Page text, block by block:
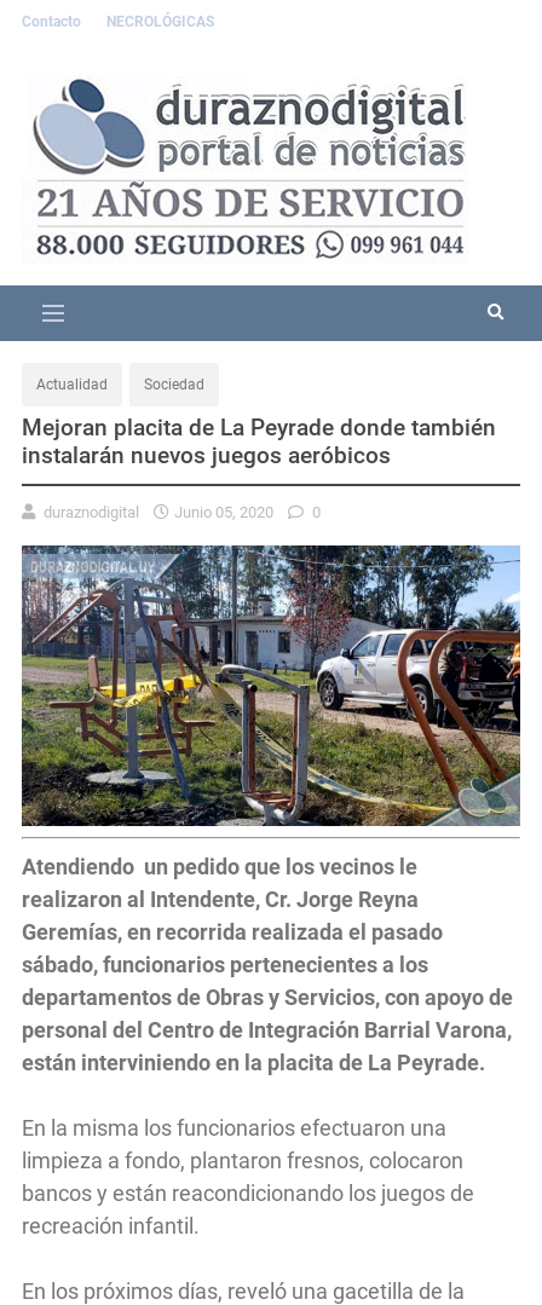
Contacto NECROLÓGICAS
Actualidad Sociedad
Mejoran placita de La Peyrade donde también
instalarán nuevos juegos aeróbicos
duraznodigital Junio 05, 2020 0
Atendiendo un pedido que los vecinos le
realizaron al Intendente, Cr. Jorge Reyna
Geremías, en recorrida realizada el pasado
sábado, funcionarios pertenecientes a los
departamentos de Obras y Servicios, con apoyo de
personal del Centro de Integración Barrial Varona,
están interviniendo en la placita de La Peyrade.
En la misma los funcionarios efectuaron una
limpieza a fondo, plantaron fresnos, colocaron
bancos y están reacondicionando los juegos de
recreación infantil.
En los próximos días, reveló una gacetilla de la